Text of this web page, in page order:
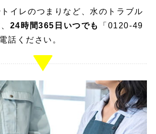
イレのつまりなど、水のトラブル
24時間365日いつでも
「0120-49
話ください。